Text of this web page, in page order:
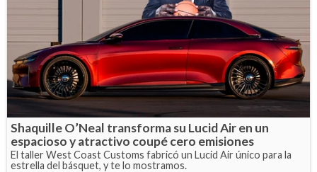
Shaquille O’Neal transforma su Lucid Air en un
espacioso y atractivo coupé cero emisiones
El taller West Coast Customs fabricó un Lucid Air único para la
estrella del básquet, y te lo mostramos.